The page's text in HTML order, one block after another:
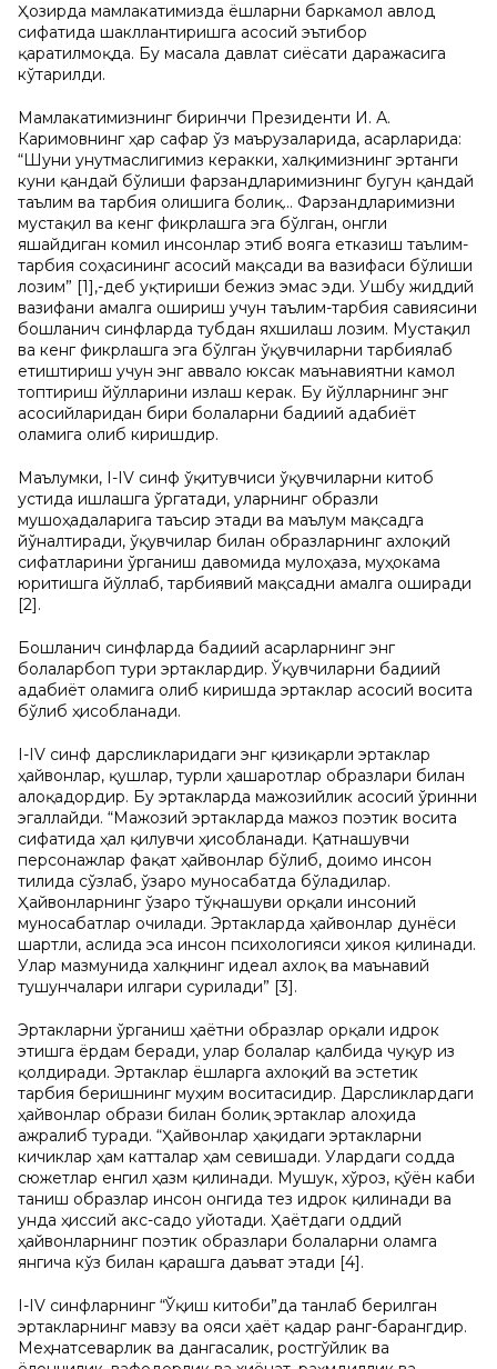
Ҳозирда мамлакатимизда ёшларни баркамол авлод
сифатида шакллантиришга асосий эътибор
қаратилмоқда. Бу масала давлат сиёсати даражасига
кўтарилди.
Мамлакатимизнинг биринчи Президенти И. А.
Каримовнинг ҳар сафар ўз маърузаларида, асарларида:
“Шуни унутмаслигимиз керакки, халқимизнинг эртанги
куни қандай бўлиши фарзандларимизнинг бугун қандай
таълим ва тарбия олишига боғлиқ... Фарзандларимизни
мустақил ва кенг фикрлашга эга бўлган, онгли
яшайдиган комил инсонлар этиб вояга етказиш таълим-
тарбия соҳасининг асосий мақсади ва вазифаси бўлиши
лозим” [1],-деб уқтириши бежиз эмас эди. Ушбу жиддий
вазифани амалга ошириш учун таълим-тарбия савиясини
бошланғич синфларда тубдан яхшилаш лозим. Мустақил
ва кенг фикрлашга эга бўлган ўқувчиларни тарбиялаб
етиштириш учун энг аввало юксак маънавиятни камол
топтириш йўлларини излаш керак. Бу йўлларнинг энг
асосийларидан бири болаларни бадиий адабиёт
оламига олиб киришдир.
Маълумки, I-IV синф ўқитувчиси ўқувчиларни китоб
устида ишлашга ўргатади, уларнинг образли
мушоҳадаларига таъсир этади ва маълум мақсадга
йўналтиради, ўқувчилар билан образларнинг ахлоқий
сифатларини ўрганиш давомида мулоҳаза, муҳокама
юритишга йўллаб, тарбиявий мақсадни амалга оширади
[2].
Бошланғич синфларда бадиий асарларнинг энг
болаларбоп тури эртаклардир. Ўқувчиларни бадиий
адабиёт оламига олиб киришда эртаклар асосий восита
бўлиб ҳисобланади.
I-IV синф дарсликларидаги энг қизиқарли эртаклар
ҳайвонлар, қушлар, турли ҳашаротлар образлари билан
алоқадордир. Бу эртакларда мажозийлик асосий ўринни
эгаллайди. “Мажозий эртакларда мажоз поэтик восита
сифатида ҳал қилувчи ҳисобланади. Қатнашувчи
персонажлар фақат ҳайвонлар бўлиб, доимо инсон
тилида сўзлаб, ўзаро муносабатда бўладилар.
Ҳайвонларнинг ўзаро тўқнашуви орқали инсоний
муносабатлар очилади. Эртакларда ҳайвонлар дунёси
шартли, аслида эса инсон психологияси ҳикоя қилинади.
Улар мазмунида халқнинг идеал ахлоқ ва маънавий
тушунчалари илгари сурилади” [3].
Эртакларни ўрганиш ҳаётни образлар орқали идрок
этишга ёрдам беради, улар болалар қалбида чуқур из
қолдиради. Эртаклар ёшларга ахлоқий ва эстетик
тарбия беришнинг муҳим воситасидир. Дарсликлардаги
ҳайвонлар образи билан боғлиқ эртаклар алоҳида
ажралиб туради. “Ҳайвонлар ҳақидаги эртакларни
кичиклар ҳам катталар ҳам севишади. Улардаги содда
сюжетлар енгил ҳазм қилинади. Мушук, хўроз, қўён каби
таниш образлар инсон онгида тез идрок қилинади ва
унда ҳиссий акс-садо уйғотади. Ҳаётдаги оддий
ҳайвонларнинг поэтик образлари болаларни оламга
янгича кўз билан қарашга даъват этади [4].
I-IV синфларнинг “Ўқиш китоби”да танлаб берилган
эртакларнинг мавзу ва ғояси ҳаёт қадар ранг-барангдир.
Меҳнатсеварлик ва дангасалик, ростгўйлик ва